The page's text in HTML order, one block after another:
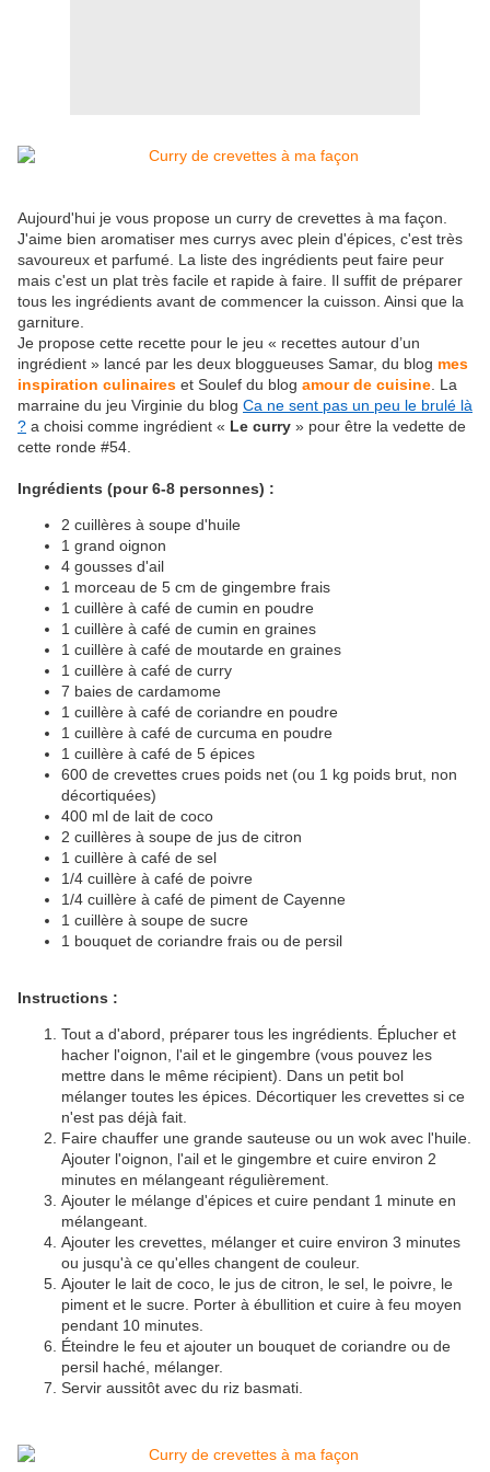
Aujourd'hui je vous propose un curry de crevettes à ma façon.
J'aime bien aromatiser mes currys avec plein d'épices, c'est très
savoureux et parfumé. La liste des ingrédients peut faire peur
mais c'est un plat très facile et rapide à faire. Il suffit de préparer
tous les ingrédients avant de commencer la cuisson. Ainsi que la
garniture.
Je propose cette recette pour le jeu « recettes autour d’un
ingrédient » lancé par les deux bloggueuses Samar, du blog mes
inspiration culinaires et Soulef du blog amour de cuisine . La
marraine du jeu Virginie du blog Ca ne sent pas un peu le brulé là
? a choisi comme ingrédient « Le curry » pour être la vedette de
cette ronde #54.
Ingrédients (pour 6-8 personnes) :
2 cuillères à soupe d'huile
1 grand oignon
4 gousses d'ail
1 morceau de 5 cm de gingembre frais
1 cuillère à café de cumin en poudre
1 cuillère à café de cumin en graines
1 cuillère à café de moutarde en graines
1 cuillère à café de curry
7 baies de cardamome
1 cuillère à café de coriandre en poudre
1 cuillère à café de curcuma en poudre
1 cuillère à café de 5 épices
600 de crevettes crues poids net (ou 1 kg poids brut, non
décortiquées)
400 ml de lait de coco
2 cuillères à soupe de jus de citron
1 cuillère à café de sel
1/4 cuillère à café de poivre
1/4 cuillère à café de piment de Cayenne
1 cuillère à soupe de sucre
1 bouquet de coriandre frais ou de persil
Instructions :
Tout a d'abord, préparer tous les ingrédients. Éplucher et
hacher l'oignon, l'ail et le gingembre (vous pouvez les
mettre dans le même récipient). Dans un petit bol
mélanger toutes les épices. Décortiquer les crevettes si ce
n'est pas déjà fait.
Faire chauffer une grande sauteuse ou un wok avec l'huile.
Ajouter l'oignon, l'ail et le gingembre et cuire environ 2
minutes en mélangeant régulièrement.
Ajouter le mélange d'épices et cuire pendant 1 minute en
mélangeant.
Ajouter les crevettes, mélanger et cuire environ 3 minutes
ou jusqu'à ce qu'elles changent de couleur.
Ajouter le lait de coco, le jus de citron, le sel, le poivre, le
piment et le sucre. Porter à ébullition et cuire à feu moyen
pendant 10 minutes.
Éteindre le feu et ajouter un bouquet de coriandre ou de
persil haché, mélanger.
Servir aussitôt avec du riz basmati.